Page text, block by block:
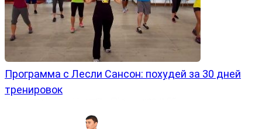
Программа с Лесли Сансон: похудей за 30 дней
тренировок